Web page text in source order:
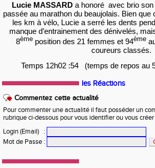
Lucie MASSARD a honoré avec brio son
passée au marathon du beaujolais. Bien
les km à vélo, Lucie a serré les dents
manque d’entrainement des dénivelés,
8ème position des 21 femmes et 94ème
coureurs classés.
Temps 12h02 :54 (temps de repos au
les Réactions
Commentez cette actualité
Pour commenter une actualité il faut posséder un
rubrique ci-dessous pour vous identifier ou vous
Login (Email)
:
Mot de Passe :